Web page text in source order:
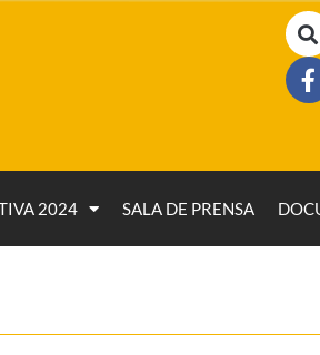
2024 SALA DE PRENSA